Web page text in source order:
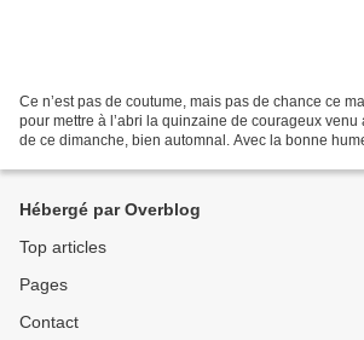
Ce n’est pas de coutume, mais pas de chance ce
pour mettre à l’abri la quinzaine de courageux
de ce dimanche, bien automnal. Avec la bonne
Hébergé par Overblog
Top articles
Pages
Contact